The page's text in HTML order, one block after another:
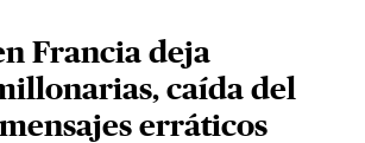
Francia deja
caída del
erráticos